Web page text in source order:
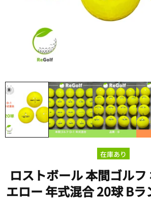
在庫あり
ロストボール 本間ゴルフ
エロー 年式混合 20球 B